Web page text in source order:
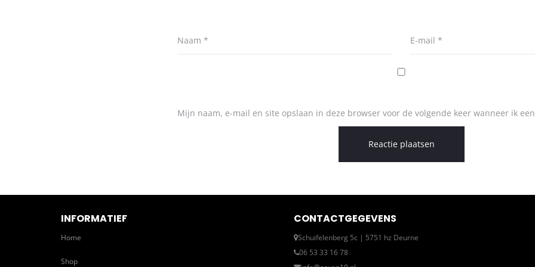
Naam * E-mail *
Mijn naam, e-mail en site opslaan in deze browser voor de volgende keer wanneer ik
INFORMATIEF
Home
Shop
CONTACTGEGEVENS
Schuifelenberg 5c | 5751 hz Deurne
06 53 33 16 78